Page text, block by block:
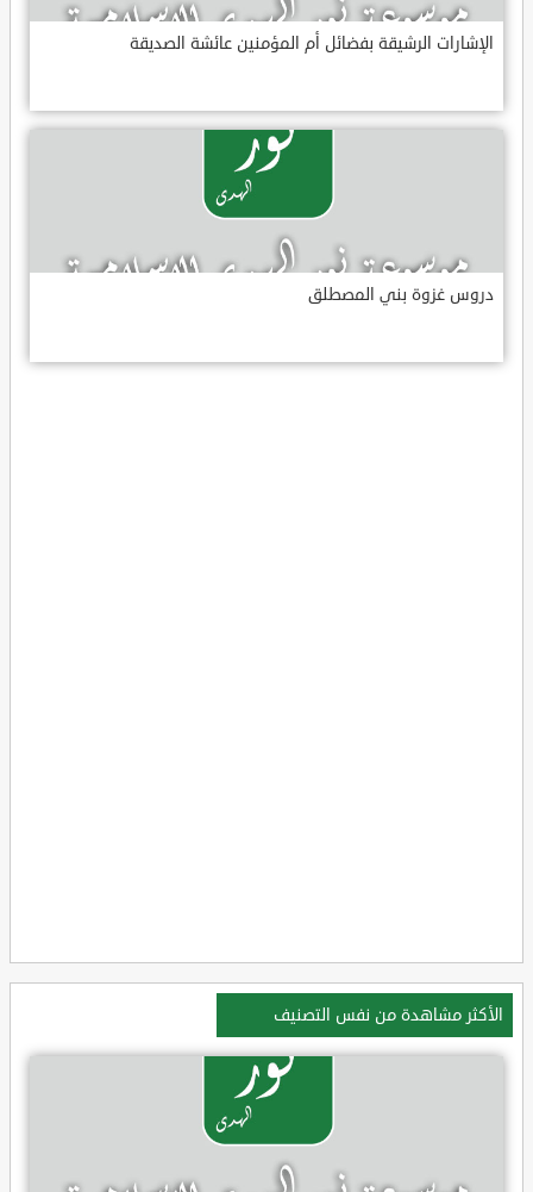
الإشارات الرشيقة بفضائل أم المؤمنين عائشة الصديقة
دروس غزوة بني المصطلق
الأكثر مشاهدة من نفس التصنيف